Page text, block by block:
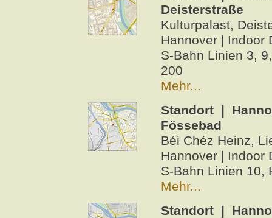
Deisterstraße
Kulturpalast,
Hannover | Indoor
S-Bahn Linien 3,
200
Mehr...
Standort |
Fössebad
Béi Chéz Heinz,
Hannover | Indoor
S-Bahn Linien 10,
Mehr...
Standort |